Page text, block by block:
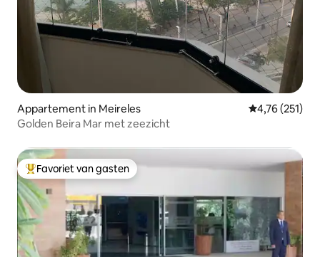
Appartement in Meireles Gemiddelde
4,76 (251)
Golden Beira Mar met zeezicht
Topfavoriet van gasten
Favoriet van gasten